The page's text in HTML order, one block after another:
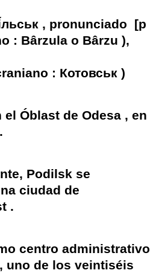
, pronunciado [p
: Bârzula o Bârzu ),
: Котовськ )
el Óblast de Odesa , en
.
Podilsk se
ciudad de
.
centro administrativo
, uno de los veintiséis